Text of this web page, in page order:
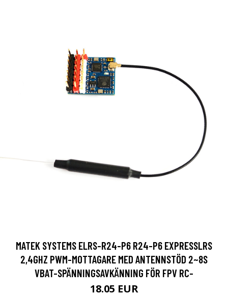
MATEK SYSTEMS ELRS-R24-P6 R24-P6 EXPRESSLRS
2,4GHZ PWM-MOTTAGARE MED ANTENNSTÖD 2~8S
VBAT-SPÄNNINGSAVKÄNNING FÖR FPV RC-
18.05 EUR